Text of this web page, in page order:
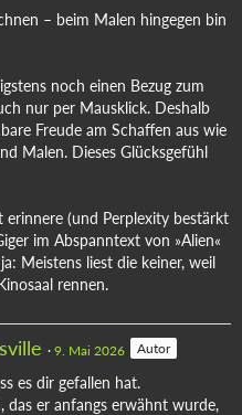
– beim Malen hingegen bin
noch einen Bezug zum
nur per Mausklick. Deshalb
Freude am Schaffen aus wie
Malen. Dieses Glücksgefühl
erinnere (und Perplexity bestärkt
im Abspanntext von »Alien«
Meistens liest die keiner, weil
rennen.
9. Mai 2026 Autor
es dir gefallen hat.
das er anfangs erwähnt wurde,